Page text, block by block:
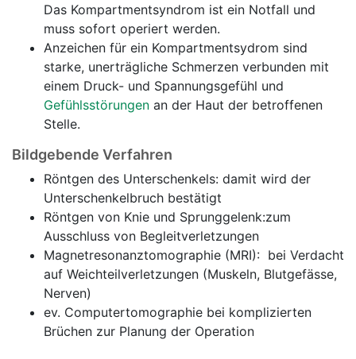
Das Kompartmentsyndrom ist ein Notfall und
muss sofort operiert werden.
Anzeichen für ein Kompartmentsydrom sind
starke, unerträgliche Schmerzen verbunden mit
einem Druck- und Spannungsgefühl und
Gefühlsstörungen an der Haut der betroffenen
Stelle.
Bildgebende Verfahren
Röntgen des Unterschenkels: damit wird der
Unterschenkelbruch bestätigt
Röntgen von Knie und Sprunggelenk:zum
Ausschluss von Begleitverletzungen
Magnetresonanztomographie (MRI): bei Verdacht
auf Weichteilverletzungen (Muskeln, Blutgefässe,
Nerven)
ev. Computertomographie bei komplizierten
Brüchen zur Planung der Operation